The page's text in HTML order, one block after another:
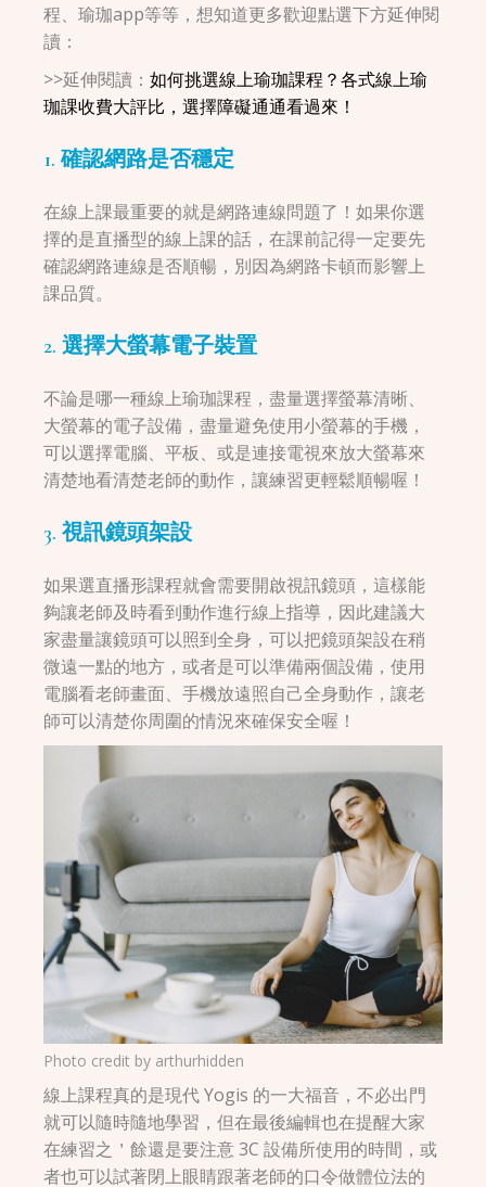
程、瑜珈app等等，想知道更多歡迎點選下方延伸閱
讀：
>>延伸閱讀：如何挑選線上瑜珈課程？各式線上瑜
珈課收費大評比，選擇障礙通通看過來！
1. 確認網路是否穩定
在線上課最重要的就是網路連線問題了！如果你選
擇的是直播型的線上課的話，在課前記得一定要先
確認網路連線是否順暢，別因為網路卡頓而影響上
課品質。
2. 選擇大螢幕電子裝置
不論是哪一種線上瑜珈課程，盡量選擇螢幕清晰、
大螢幕的電子設備，盡量避免使用小螢幕的手機，
可以選擇電腦、平板、或是連接電視來放大螢幕來
清楚地看清楚老師的動作，讓練習更輕鬆順暢喔！
3. 視訊鏡頭架設
如果選直播形課程就會需要開啟視訊鏡頭，這樣能
夠讓老師及時看到動作進行線上指導，因此建議大
家盡量讓鏡頭可以照到全身，可以把鏡頭架設在稍
微遠一點的地方，或者是可以準備兩個設備，使用
電腦看老師畫面、手機放遠照自己全身動作，讓老
師可以清楚你周圍的情況來確保安全喔！
Photo credit by arthurhidden
線上課程真的是現代 Yogis 的一大福音，不必出門
就可以隨時隨地學習，但在最後編輯也在提醒大家
在練習之＇餘還是要注意 3C 設備所使用的時間，或
者也可以試著閉上眼睛跟著老師的口令做體位法的